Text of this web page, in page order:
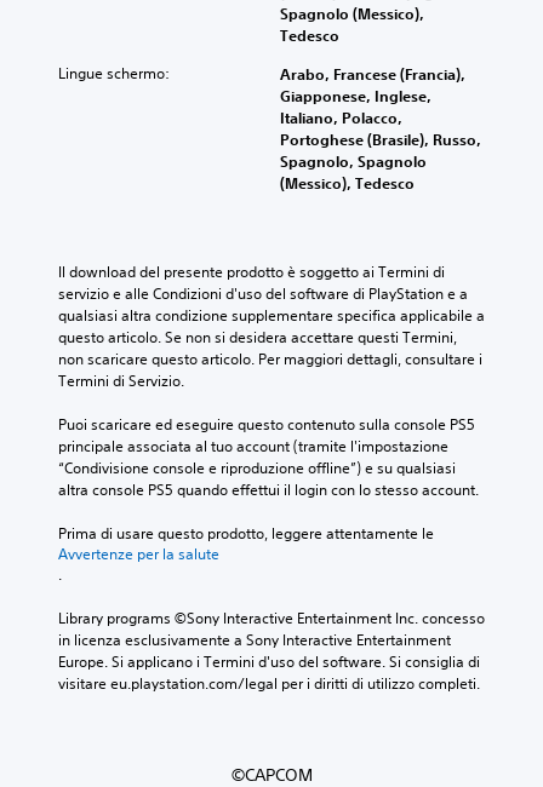
Spagnolo (Messico),
Tedesco
Lingue schermo:
Arabo, Francese (Francia),
Giapponese, Inglese,
Italiano, Polacco,
Portoghese (Brasile), Russo,
Spagnolo, Spagnolo
(Messico), Tedesco
Il download del presente prodotto è soggetto ai Termini di
servizio e alle Condizioni d'uso del software di PlayStation e a
qualsiasi altra condizione supplementare specifica applicabile a
questo articolo. Se non si desidera accettare questi Termini,
non scaricare questo articolo. Per maggiori dettagli, consultare i
Termini di Servizio.
Puoi scaricare ed eseguire questo contenuto sulla console PS5
principale associata al tuo account (tramite l'impostazione
“Condivisione console e riproduzione offline”) e su qualsiasi
altra console PS5 quando effettui il login con lo stesso account.
Prima di usare questo prodotto, leggere attentamente le
Avvertenze per la salute
.
Library programs ©Sony Interactive Entertainment Inc. concesso
in licenza esclusivamente a Sony Interactive Entertainment
Europe. Si applicano i Termini d'uso del software. Si consiglia di
visitare eu.playstation.com/legal per i diritti di utilizzo completi.
©CAPCOM